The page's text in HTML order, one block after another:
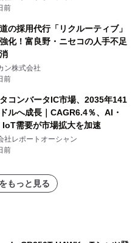
前
の採用代行「リクルーティブ」
化！富良野・ニセコの人手不足
ン株式会社
前
コンバータIC市場、2035年141
ルへ成長｜CAGR6.4％、AI・
IoT需要が市場拡大を加速
社レポートオーシャン
前
もっと見る